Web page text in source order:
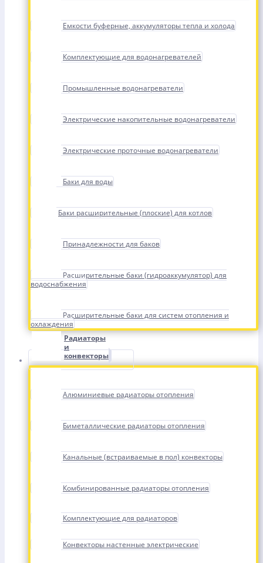
Емкости буферные, аккумуляторы тепла и холода
Комплектующие для водонагревателей
Промышленные водонагреватели
Электрические накопительные водонагреватели
Электрические проточные водонагреватели
Баки для воды
Баки расширительные (плоские) для котлов
Принадлежности для баков
Расширительные баки (гидроаккумулятор) для
водоснабжения
Расширительные баки для систем отопления и
охлаждения
Радиаторы
и
конвекторы
Алюминиевые радиаторы отопления
Биметаллические радиаторы отопления
Канальные (встраиваемые в пол) конвекторы
Комбинированные радиаторы отопления
Комплектующие для радиаторов
Конвекторы настенные электрические